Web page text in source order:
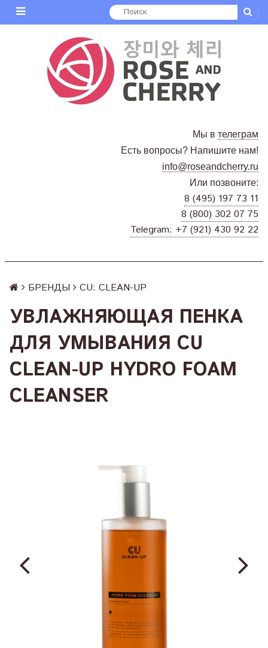
Мы в телеграм
Есть вопросы? Напишите нам!
info@roseandcherry.ru
Или позвоните:
8 (495) 197 73 11
8 (800) 302 07 75
Telegram: +7 (921) 430 92 22
БРЕНДЫ CU: СLEAN-UP
УВЛАЖНЯЮЩАЯ ПЕНКА
ДЛЯ УМЫВАНИЯ CU
CLEAN-UP HYDRO FOAM
CLEANSER